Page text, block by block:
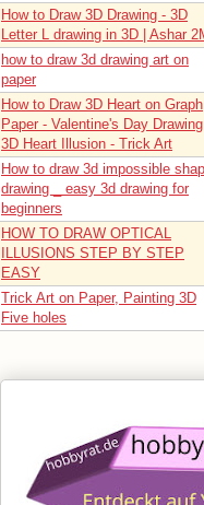
How to Draw 3D Drawing - 3D
Letter L drawing in 3D | Ashar
how to draw 3d drawing art on
paper
How to Draw 3D Heart on Graph
Paper - Valentine's Day
3D Heart Illusion - Trick Art
How to draw 3d impossible
drawing _ easy 3d drawing for
beginners
HOW TO DRAW OPTICAL
ILLUSIONS STEP BY STEP
EASY
Trick Art on Paper, Painting 3D
Five holes